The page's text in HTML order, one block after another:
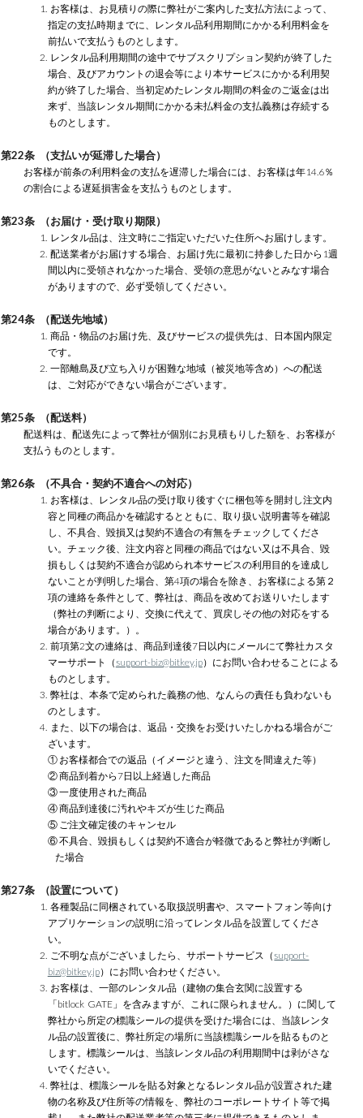
1. お客様は、お見積りの際に弊社がご案内した支払方法によって、
指定の支払時期までに、レンタル品利用期間にかかる利用料金を
前払いで支払うものとします。
2. レンタル品利用期間の途中でサブスクリプション契約が終了した
場合、及びアカウントの退会等により本サービスにかかる利用契
約が終了した場合、当初定めたレンタル期間の料金のご返金は出
来ず、当該レンタル期間にかかる未払料金の支払義務は存続する
ものとします。
第22条 （支払いが延滞した場合）
お客様が前条の利用料金の支払を遅滞した場合には、お客様は年14.6％
の割合による遅延損害金を支払うものとします。
第23条 （お届け・受け取り期限）
1. レンタル品は、注文時にご指定いただいた住所へお届けします。
2. 配送業者がお届けする場合、お届け先に最初に持参した日から1週
間以内に受領されなかった場合、受領の意思がないとみなす場合
がありますので、必ず受領してください。
第24条 （配送先地域）
1. 商品・物品のお届け先、及びサービスの提供先は、日本国内限定
です。
2. 一部離島及び立ち入りが困難な地域（被災地等含め）への配送
は、ご対応ができない場合がございます。
第25条 （配送料）
配送料は、配送先によって弊社が個別にお見積もりした額を、お客様が
支払うものとします。
第26条 （不具合・契約不適合への対応）
1. お客様は、レンタル品の受け取り後すぐに梱包等を開封し注文内
容と同種の商品かを確認するとともに、取り扱い説明書等を確認
し、不具合、毀損又は契約不適合の有無をチェックしてくださ
い。チェック後、注文内容と同種の商品ではない又は不具合、毀
損もしくは契約不適合が認められ本サービスの利用目的を達成し
ないことが判明した場合、第4項の場合を除き、お客様による第２
項の連絡を条件として、弊社は、商品を改めてお送りいたします
（弊社の判断により、交換に代えて、買戻しその他の対応をする
場合があります。）。
2. 前項第2文の連絡は、商品到達後7日以内にメールにて弊社カスタ
マーサポート（support-biz@bitkey.jp）にお問い合わせることによる
ものとします。
3. 弊社は、本条で定められた義務の他、なんらの責任も負わないも
のとします。
4. また、以下の場合は、返品・交換をお受けいたしかねる場合がご
ざいます。
① お客様都合での返品（イメージと違う、注文を間違えた等）
② 商品到着から7日以上経過した商品
③ 一度使用された商品
④ 商品到達後に汚れやキズが生じた商品
⑤ ご注文確定後のキャンセル
⑥ 不具合、毀損もしくは契約不適合が軽微であると弊社が判断し
た場合
第27条 （設置について）
1. 各種製品に同梱されている取扱説明書や、スマートフォン等向け
アプリケーションの説明に沿ってレンタル品を設置してくださ
い。
2. ご不明な点がございましたら、サポートサービス（support-
biz@bitkey.jp）にお問い合わせください。
3. お客様は、一部のレンタル品（建物の集合玄関に設置する
「bitlock GATE」を含みますが、これに限られません。）に関して
弊社から所定の標識シールの提供を受けた場合には、当該レンタ
ル品の設置後に、弊社所定の場所に当該標識シールを貼るものと
します。標識シールは、当該レンタル品の利用期間中は剥がさな
いでください。
4. 弊社は、標識シールを貼る対象となるレンタル品が設置された建
物の名称及び住所等の情報を、弊社のコーポレートサイト等で掲